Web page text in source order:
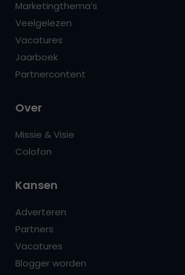
Marketingthema’s
Veelgelezen
Vacatures
Jaarboek
Partnercontent
Over
Missie & Visie
Colofon
Kansen
Adverteren
Partners
Vacatures
Blogger worden